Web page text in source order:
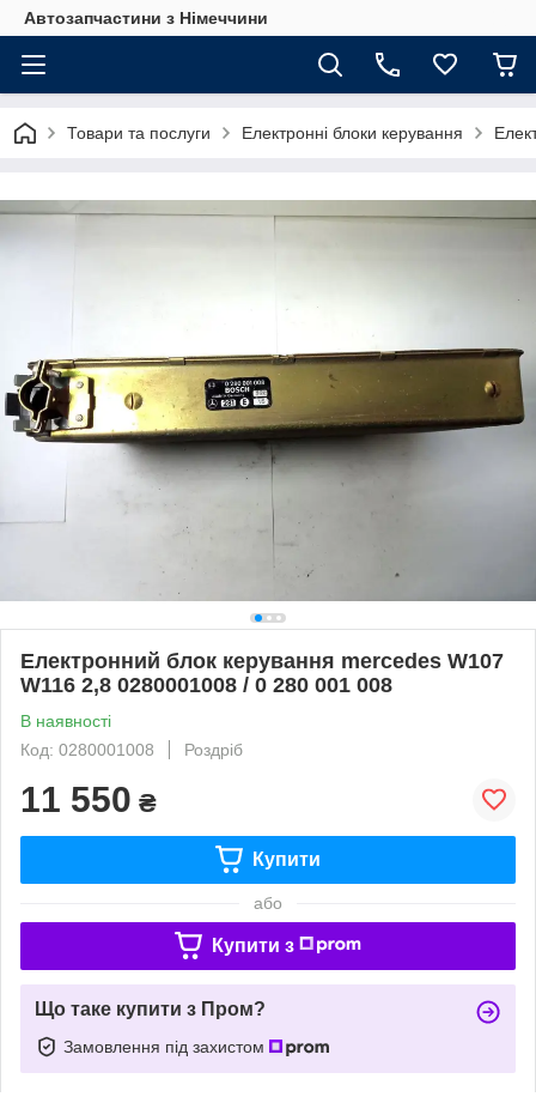
Автозапчастини з Німеччини
Товари та послуги Електронні блоки керування
Електронний блок керування mercedes W107
W116 2,8 0280001008 / 0 280 001 008
В наявності
Код: 0280001008
Роздріб
11 550 ₴
Купити
або
Купити з
Що таке купити з Пром?
Замовлення під захистом